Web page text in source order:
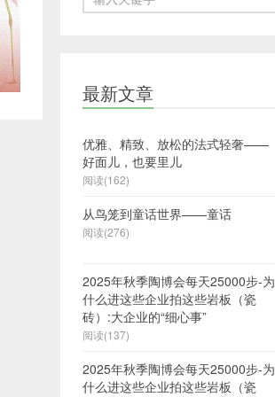
最新文章
优雅、精致、放松的法式轻奢——
好面儿，也要里儿
阅读(162)
从鸟笼到童话世界——童话
阅读(276)
2025年秋季陶博会每天25000步-为
什么进这些企业拍这些岩板（瓷
砖）:大企业的“细心事”
阅读(137)
2025年秋季陶博会每天25000步-为
什么进这些企业拍这些岩板（瓷